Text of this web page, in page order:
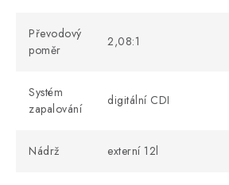
Převodový
poměr
2,08:1
Systém
zapalování
digitální CDI
Nádrž externí 12l